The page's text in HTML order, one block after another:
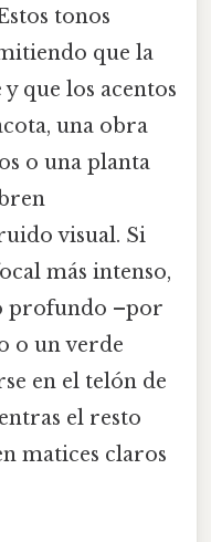
tonos
que la
que los acentos
una obra
o una planta
visual. Si
más intenso,
profundo –por
o un verde
en el telón de
el resto
matices claros